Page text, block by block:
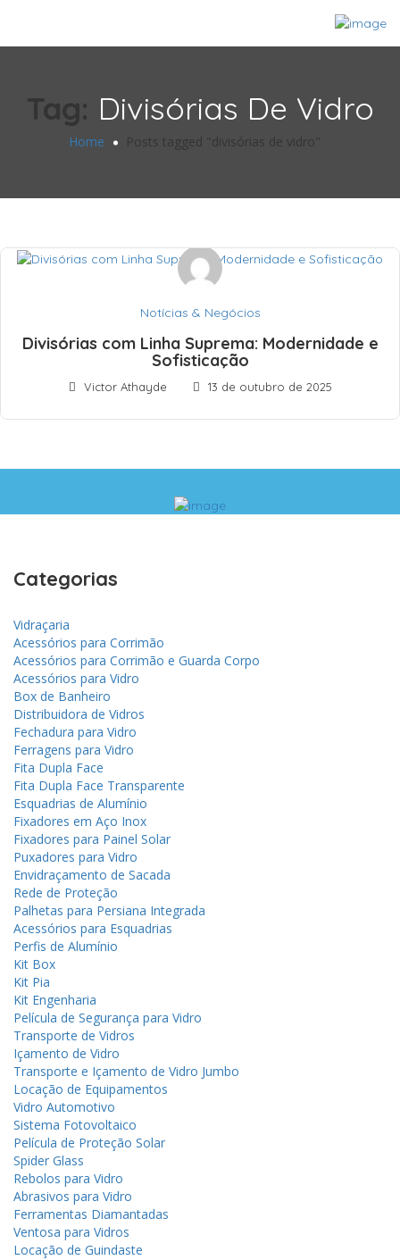
Tag: Divisórias De Vidro
Home Posts tagged "divisórias de vidro"
Notícias & Negócios
Divisórias com Linha Suprema: Modernidade e
Sofisticação
Victor Athayde 13 de outubro de 2025
Categorias
Vidraçaria
Acessórios para Corrimão
Acessórios para Corrimão e Guarda Corpo
Acessórios para Vidro
Box de Banheiro
Distribuidora de Vidros
Fechadura para Vidro
Ferragens para Vidro
Fita Dupla Face
Fita Dupla Face Transparente
Esquadrias de Alumínio
Fixadores em Aço Inox
Fixadores para Painel Solar
Puxadores para Vidro
Envidraçamento de Sacada
Rede de Proteção
Palhetas para Persiana Integrada
Acessórios para Esquadrias
Perfis de Alumínio
Kit Box
Kit Pia
Kit Engenharia
Película de Segurança para Vidro
Transporte de Vidros
Içamento de Vidro
Transporte e Içamento de Vidro Jumbo
Locação de Equipamentos
Vidro Automotivo
Sistema Fotovoltaico
Película de Proteção Solar
Spider Glass
Rebolos para Vidro
Abrasivos para Vidro
Ferramentas Diamantadas
Ventosa para Vidros
Locação de Guindaste